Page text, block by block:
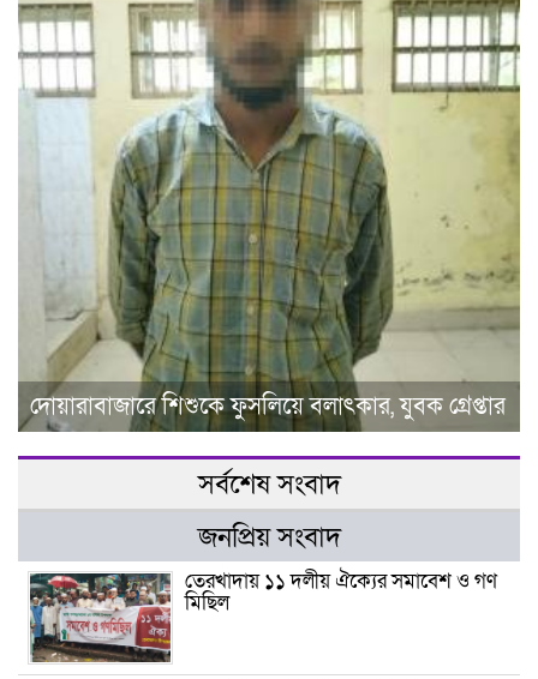
দোয়ারাবাজারে শিশুকে ফুসলিয়ে বলাৎকার, যুবক গ্রেপ্তার
সর্বশেষ সংবাদ
জনপ্রিয় সংবাদ
তেরখাদায় ১১ দলীয় ঐক্যের সমাবেশ ও গণ
মিছিল